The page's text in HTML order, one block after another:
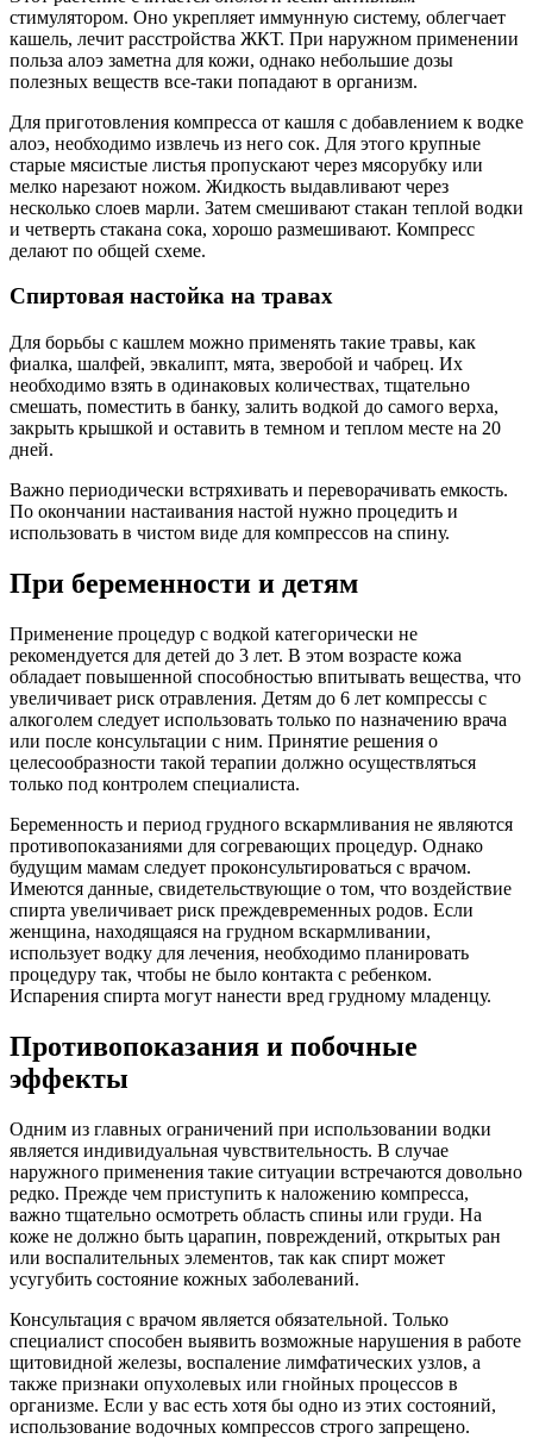
стимулятором. Оно укрепляет иммунную систему, облегчает
кашель, лечит расстройства ЖКТ. При наружном применении
польза алоэ заметна для кожи, однако небольшие дозы
полезных веществ все-таки попадают в организм.
Для приготовления компресса от кашля с добавлением к водке
алоэ, необходимо извлечь из него сок. Для этого крупные
старые мясистые листья пропускают через мясорубку или
мелко нарезают ножом. Жидкость выдавливают через
несколько слоев марли. Затем смешивают стакан теплой водки
и четверть стакана сока, хорошо размешивают. Компресс
делают по общей схеме.
Спиртовая настойка на травах
Для борьбы с кашлем можно применять такие травы, как
фиалка, шалфей, эвкалипт, мята, зверобой и чабрец. Их
необходимо взять в одинаковых количествах, тщательно
смешать, поместить в банку, залить водкой до самого верха,
закрыть крышкой и оставить в темном и теплом месте на 20
дней.
Важно периодически встряхивать и переворачивать емкость.
По окончании настаивания настой нужно процедить и
использовать в чистом виде для компрессов на спину.
При беременности и детям
Применение процедур с водкой категорически не
рекомендуется для детей до 3 лет. В этом возрасте кожа
обладает повышенной способностью впитывать вещества, что
увеличивает риск отравления. Детям до 6 лет компрессы с
алкоголем следует использовать только по назначению врача
или после консультации с ним. Принятие решения о
целесообразности такой терапии должно осуществляться
только под контролем специалиста.
Беременность и период грудного вскармливания не являются
противопоказаниями для согревающих процедур. Однако
будущим мамам следует проконсультироваться с врачом.
Имеются данные, свидетельствующие о том, что воздействие
спирта увеличивает риск преждевременных родов. Если
женщина, находящаяся на грудном вскармливании,
использует водку для лечения, необходимо планировать
процедуру так, чтобы не было контакта с ребенком.
Испарения спирта могут нанести вред грудному младенцу.
Противопоказания и побочные
эффекты
Одним из главных ограничений при использовании водки
является индивидуальная чувствительность. В случае
наружного применения такие ситуации встречаются довольно
редко. Прежде чем приступить к наложению компресса,
важно тщательно осмотреть область спины или груди. На
коже не должно быть царапин, повреждений, открытых ран
или воспалительных элементов, так как спирт может
усугубить состояние кожных заболеваний.
Консультация с врачом является обязательной. Только
специалист способен выявить возможные нарушения в работе
щитовидной железы, воспаление лимфатических узлов, а
также признаки опухолевых или гнойных процессов в
организме. Если у вас есть хотя бы одно из этих состояний,
использование водочных компрессов строго запрещено.